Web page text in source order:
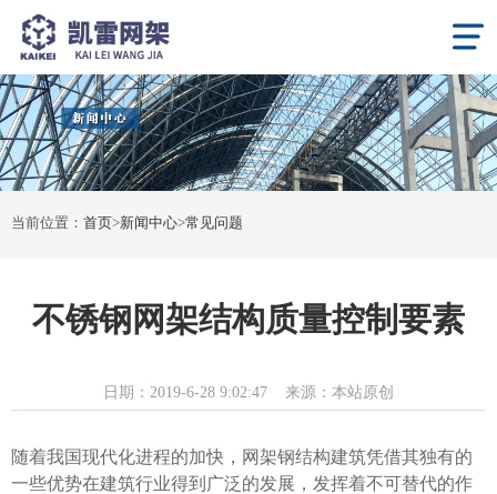
当前位置： 首页>新闻中心>常见问题
不锈钢网架结构质量控制要素
日期： 2019-6-28 9:02:47 来源： 本站原创
随着我国现代化进程的加快，网架钢结构建筑凭借其独有的
一些优势在建筑行业得到广泛的发展，发挥着不可替代的作